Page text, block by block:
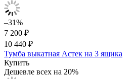
–31%
7 200 ₽
10 440 ₽
Тумба выкатная Астек на 3 ящика
Купить
Дешевле всех на 20%